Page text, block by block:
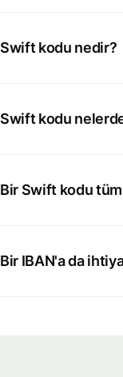
Swift kodu nedir?
Swift kodu
Bir Swift kodu tüm
Bir IBAN'a da